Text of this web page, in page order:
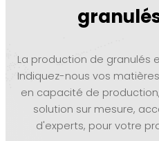
La production de granulés
Indiquez-nous vos
en capacité de
solution sur mesure,
d'experts, pour votre